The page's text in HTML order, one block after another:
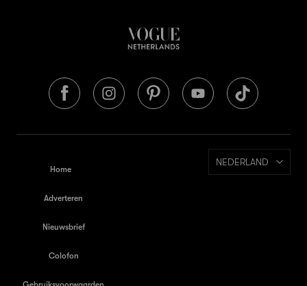
Home
Adverteren
Nieuwsbrief
Colofon
NEDERLAND